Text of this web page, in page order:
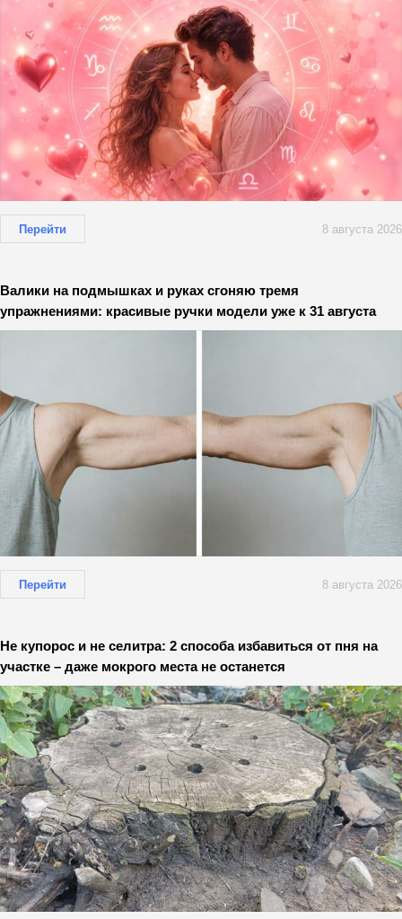
Перейти 8 августа 2026
Валики на подмышках и руках сгоняю тремя
упражнениями: красивые ручки модели уже к 31 августа
Перейти 8 августа 2026
Не купорос и не селитра: 2 способа избавиться от пня на
участке – даже мокрого места не останется